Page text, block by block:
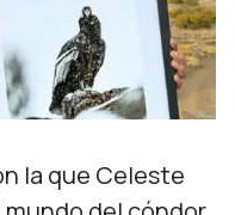
la que Celeste